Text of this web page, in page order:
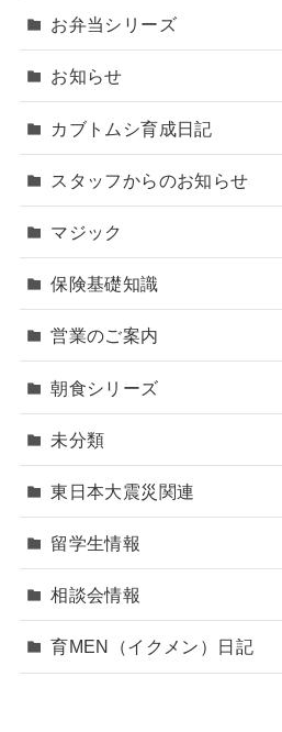
お弁当シリーズ
お知らせ
カブトムシ育成日記
スタッフからのお知らせ
マジック
保険基礎知識
営業のご案内
朝食シリーズ
未分類
東日本大震災関連
留学生情報
相談会情報
育MEN（イクメン）日記